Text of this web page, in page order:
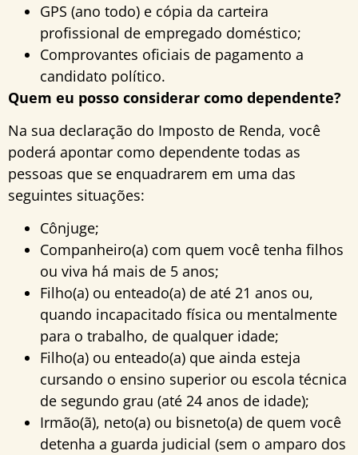
GPS (ano todo) e cópia da carteira
profissional de empregado doméstico;
Comprovantes oficiais de pagamento a
candidato político.
Quem eu posso considerar como dependente?
Na sua declaração do Imposto de Renda, você
poderá apontar como dependente todas as
pessoas que se enquadrarem em uma das
seguintes situações:
Cônjuge;
Companheiro(a) com quem você tenha filhos
ou viva há mais de 5 anos;
Filho(a) ou enteado(a) de até 21 anos ou,
quando incapacitado física ou mentalmente
para o trabalho, de qualquer idade;
Filho(a) ou enteado(a) que ainda esteja
cursando o ensino superior ou escola técnica
de segundo grau (até 24 anos de idade);
Irmão(ã), neto(a) ou bisneto(a) de quem você
detenha a guarda judicial (sem o amparo dos